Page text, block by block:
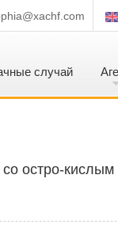
случай
остро-